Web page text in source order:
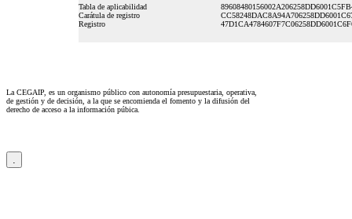
Tabla de aplicabilidad
Carátula de registro
Registro
La CEGAIP, es un organismo público con autonomía presupuestaria, operativa,
de gestión y de decisión, a la que se encomienda el fomento y la difusión del
derecho de acceso a la información púbica.